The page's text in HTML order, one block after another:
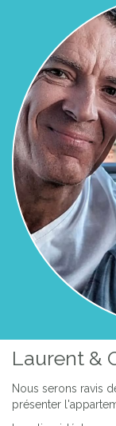
Laurent &
Nous serons ravis
présenter